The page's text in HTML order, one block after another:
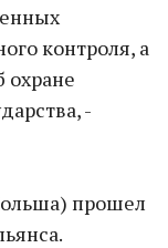
контроля, а
охране
-
прошел